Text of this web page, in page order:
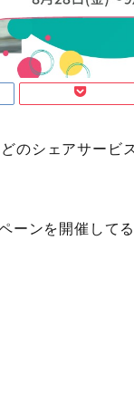
のシェアサービ
ーンを開催 して